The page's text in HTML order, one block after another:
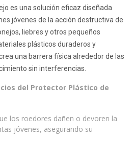
es una solución eficaz diseñada
jóvenes de la acción destructiva de
liebres y otros pequeños
plásticos duraderos y
una barrera física alrededor de las
sin interferencias.
del Protector Plástico de
los roedores dañen o devoren la
jóvenes, asegurando su